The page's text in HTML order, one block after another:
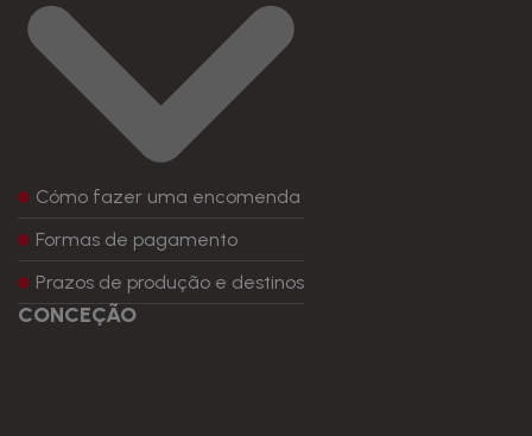
Cómo fazer uma encomenda
Formas de pagamento
Prazos de produção e destinos
CONCEÇÃO